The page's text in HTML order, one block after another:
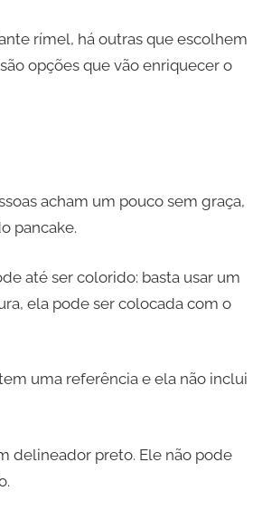
rímel, há outras que escolhem
opções que vão enriquecer o
acham um pouco sem graça,
pancake.
até ser colorido: basta usar um
ela pode ser colocada com o
uma referência e ela não inclui
delineador preto. Ele não pode